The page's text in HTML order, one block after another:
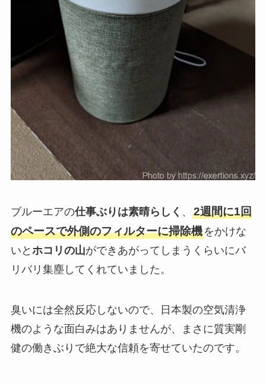
ブルーエアの仕事ぶりは素晴らしく 、 2週間に1回
のペースで外側のフィルターに掃除機をかけな
いと ホコリの山ができあがってしまうくらいにバ
リバリ集塵してくれていました。
臭いには全然反応しないので、日本製の空気清浄
機のような面白みはありませんが、まさに質実剛
健の働きぶりで絶大な信頼を寄せていたのです。